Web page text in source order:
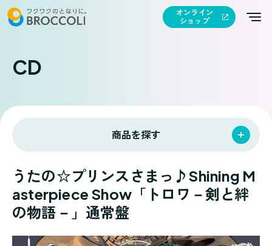
オンライン
ショップ
CD
商品を探す
うたの☆プリンスさまっ♪Shining M
asterpiece Show「トロワ－剣と絆
の物語－」通常盤